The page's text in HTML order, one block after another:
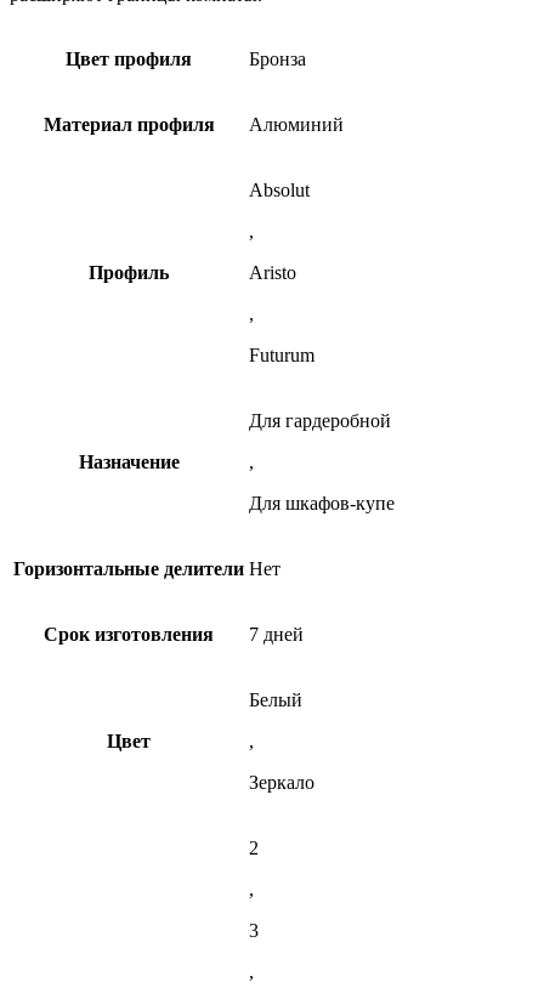
Цвет профиля Бронза
Материал профиля Алюминий
Профиль
Absolut
,
Aristo
,
Futurum
Назначение
Для гардеробной
,
Для шкафов-купе
Горизонтальные делители Нет
Срок изготовления 7 дней
Цвет
Белый
,
Зеркало
2
,
3
,